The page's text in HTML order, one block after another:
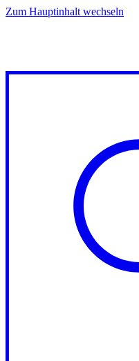
Zum Hauptinhalt wechseln